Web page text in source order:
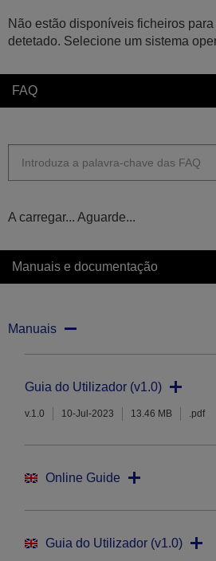
Não estão disponíveis ficheiros
detetado. Selecione um sistema
FAQ
A carregar... Aguarde...
Manuais e documentação
Manuais
Guia do Utilizador (v1.0)
v.1.0 10-Jul-2023 13.46 MB .pdf
Online Guide
Guia do Utilizador (v1.0)